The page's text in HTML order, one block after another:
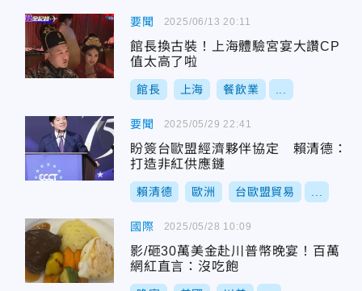
要聞
館長換古裝！上海體驗宮宴大讚CP
值太高了啦
館長 上海 餐飲業
2025/06/13 20:11
要聞
盼簽台歐盟經濟夥伴協定 賴清德：
打造非紅供應鏈
賴清德 歐洲 台歐盟貿易
2025/05/29 22:41
國際
影/砸30萬美金赴川普幣晚宴！百萬
網紅直言：沒吃飽
2025/05/28 10:09